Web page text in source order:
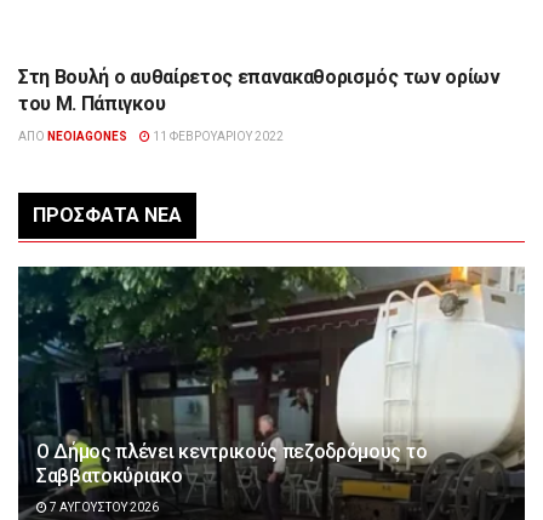
ΉΠΕΙΡΟΣ
Στη Βουλή ο αυθαίρετος επανακαθορισμός των ορίων
του Μ. Πάπιγκου
ΑΠΌ NEOIAGONES 11 ΦΕΒΡΟΥΑΡΊΟΥ 2022
ΠΡΌΣΦΑΤΑ ΝΈΑ
Ο Δήμος πλένει κεντρικούς πεζοδρόμους το
Σαββατοκύριακο
7 ΑΥΓΟΎΣΤΟΥ 2026